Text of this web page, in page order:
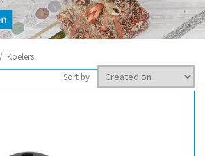
/ Koelers
Sort by